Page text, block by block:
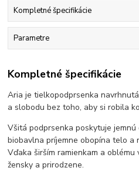
Kompletné špecifikácie
Parametre
Kompletné špecifikácie
Aria je tielkopodprsenka
a slobodu bez toho, aby si robila
Všitá podprsenka poskytuje jemnú
biobavlna príjemne obopína telo a
Vďaka širším ramienkam a
žensky a prirodzene.